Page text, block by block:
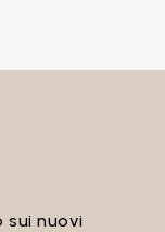
nuovi